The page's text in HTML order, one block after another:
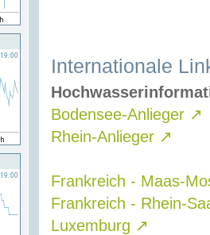
Internationale
Bodensee-Anlieger ↗
Rhein-Anlieger ↗
Frankreich - Maas-
Frankreich - Rhein-
Luxemburg ↗